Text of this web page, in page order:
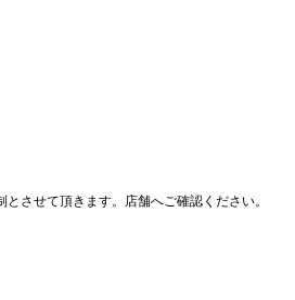
させて頂きます。店舗へご確認ください。